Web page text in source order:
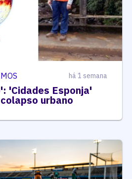
há 1 semana
'Cidades Esponja'
urbano